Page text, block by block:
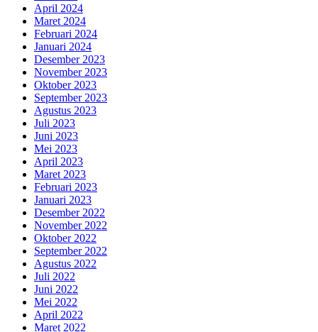
April 2024
Maret 2024
Februari 2024
Januari 2024
Desember 2023
November 2023
Oktober 2023
September 2023
Agustus 2023
Juli 2023
Juni 2023
Mei 2023
April 2023
Maret 2023
Februari 2023
Januari 2023
Desember 2022
November 2022
Oktober 2022
September 2022
Agustus 2022
Juli 2022
Juni 2022
Mei 2022
April 2022
Maret 2022